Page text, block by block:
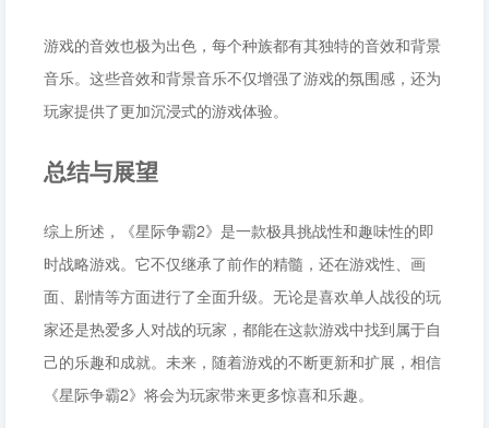
游戏的音效也极为出色，每个种族都有其独特的音效和背景
音乐。这些音效和背景音乐不仅增强了游戏的氛围感，还为
玩家提供了更加沉浸式的游戏体验。
总结与展望
综上所述，《星际争霸2》是一款极具挑战性和趣味性的即
时战略游戏。它不仅继承了前作的精髓，还在游戏性、画
面、剧情等方面进行了全面升级。无论是喜欢单人战役的玩
家还是热爱多人对战的玩家，都能在这款游戏中找到属于自
己的乐趣和成就。未来，随着游戏的不断更新和扩展，相信
《星际争霸2》将会为玩家带来更多惊喜和乐趣。